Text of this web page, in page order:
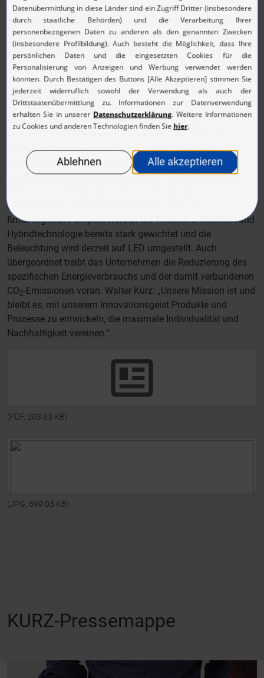
Unternehmens basiert nicht nur auf der Qualität seiner
Produkte und seinen wirtschaftlichen Erfolgen, sondern wird
auch entscheidend durch die Einstellung des Unternehmens
gegenüber den Menschen geprägt.“
Ausblick und Ziele
Auch für den kommenden Berichtszeitraum hat sich
Sulzbach-Rosenberg geht in Kürze eine Freiflächen-
Photovoltaikanlage zur Erhöhung des Anteils an CO2
neutraler Energieversorgung mit einem Einsparpotenzial
Strombedarfs am Standort abdecken kann. Im
firmeneigenen Fuhrpark werden die Themen E-Mobilität und
Hybridtechnologie bereits stark gewichtet und die
Beleuchtung wird derzeit auf LED umgestellt. Auch
übergeordnet treibt das Unternehmen die Reduzierung des
spezifischen Energieverbrauchs und der damit verbundenen
CO2-Emissionen voran. Walter Kurz: „Unsere Mission ist und
bleibt es, mit unserem Innovationsgeist Produkte und
Prozesse zu entwickeln, die maximale Individualität und
Nachhaltigkeit vereinen.“
(PDF, 203.83 KB)
(JPG, 699.03 KB)
KURZ-Pressemappe